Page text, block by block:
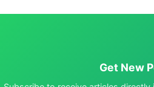
Get New